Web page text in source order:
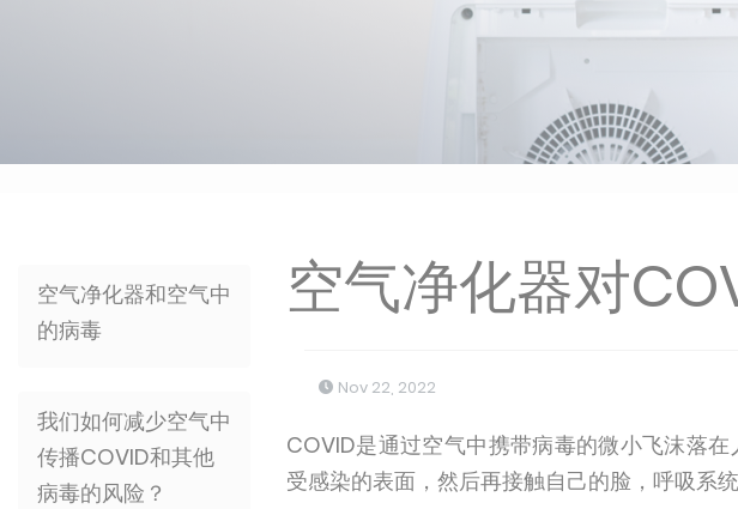
空气净化器和空气中
的病毒
我们如何减少空气中
传播COVID和其他
病毒的风险？
空气净化器对
Nov 22, 2022
COVID是通过空气中携带病毒的微小飞沫落
受感染的表面，然后再接触自己的脸，呼吸系